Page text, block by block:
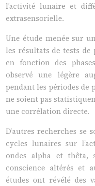
l’activité lunaire et
extrasensorielle.
Une étude menée sur
les résultats de tests de
en fonction des
observé une légère
pendant les périodes de
ne soient pas
une corrélation directe.
D’autres recherches se
cycles lunaires sur
ondes alpha et thêta,
conscience altérés et
études ont révélé des